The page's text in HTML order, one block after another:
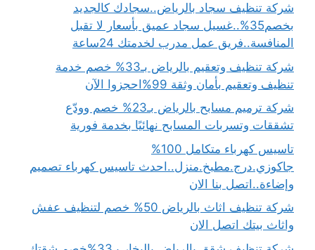
شركة تنظيف سجاد بالرياض..سجادك كالجديد
بخصم35%..غسيل سجاد عميق بأسعار لا تقبل
المنافسة..فريق عمل مدرب لخدمتك 24ساعة
شركة تنظيف وتعقيم بالرياض بـ33% خصم خدمة
تنظيف وتعقيم بأمان وثقة 99%احجزوا الآن
شركة ترميم مسابح بالرياض بـ23% خصم وودّع
تشققات وتسربات المسابح نهائيًا بخدمة فورية
تاسيس كهرباء متكامل 100%
جاكوزي.درج.مطبخ.منزل..احدث تاسيس كهرباء تصميم
وإضاءة..اتصل بنا الان
شركة تنظيف اثاث بالرياض 50% خصم لتنظيف عفش
واثاث بيتك اتصل الان